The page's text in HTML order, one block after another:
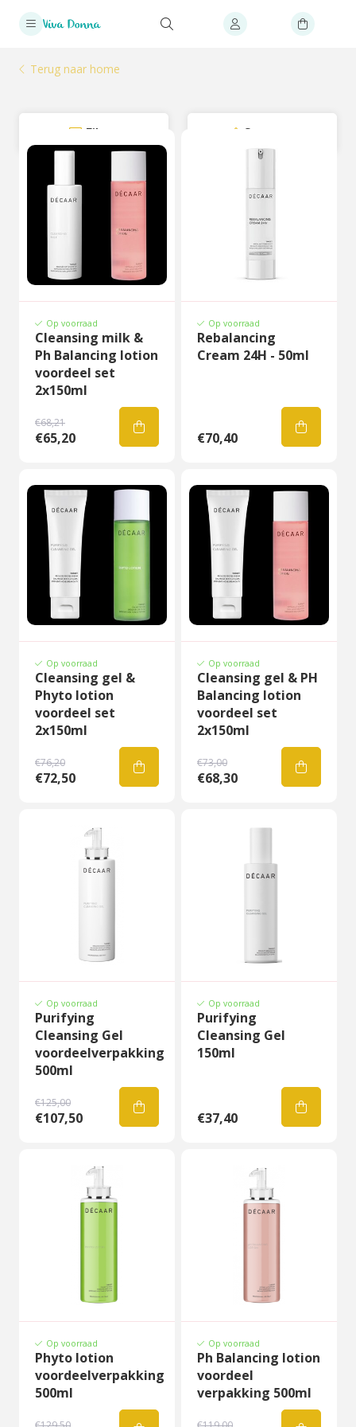
Terug naar home
Filter Sorteer
Op voorraad
Cleansing milk &
Ph Balancing lotion
voordeel set
2x150ml
€68,21
€65,20
Op voorraad
Rebalancing
Cream 24H - 50ml
€70,40
Op voorraad
Cleansing gel &
Phyto lotion
voordeel set
2x150ml
€76,20
€72,50
Op voorraad
Cleansing gel & PH
Balancing lotion
voordeel set
2x150ml
€73,00
€68,30
Op voorraad
Purifying
Cleansing Gel
voordeelverpakking
500ml
€125,00
€107,50
Op voorraad
Purifying
Cleansing Gel
150ml
€37,40
Op voorraad
Phyto lotion
voordeelverpakking
500ml
Op voorraad
Ph Balancing lotion
voordeel
verpakking 500ml